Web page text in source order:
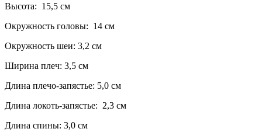
Высота: 15,5 см
Окружность головы: 14 см
Окружность шеи: 3,2 см
Ширина плеч: 3,5 см
Длина плечо-запястье: 5,0 см
Длина локоть-запястье: 2,3 см
Длина спины: 3,0 см